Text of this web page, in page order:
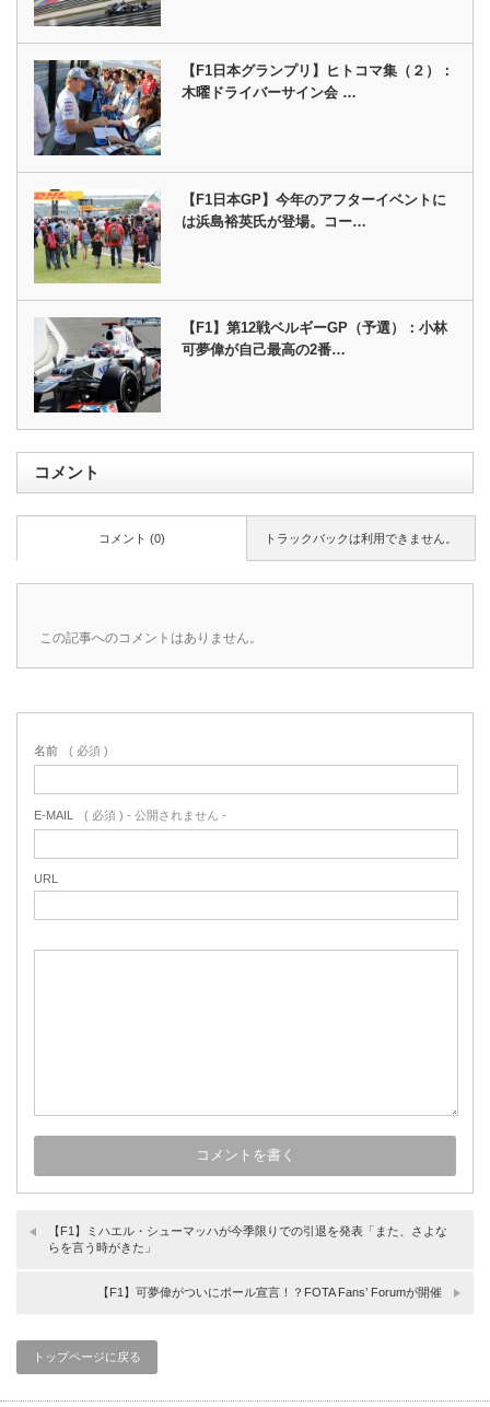
【F1日本グランプリ】ヒトコマ集（２）：
木曜ドライバーサイン会 …
【F1日本GP】今年のアフターイベントに
は浜島裕英氏が登場。コー…
【F1】第12戦ベルギーGP（予選）：小林
可夢偉が自己最高の2番…
コメント
トラックバックは利用できません。
コメント (0)
この記事へのコメントはありません。
名前 ( 必須 )
E-MAIL ( 必須 ) - 公開されません -
URL
【F1】ミハエル・シューマッハが今季限りでの引退を発表「また、さよな
らを言う時がきた」
【F1】可夢偉がついにポール宣言！？FOTA Fans’ Forumが開催
トップページに戻る